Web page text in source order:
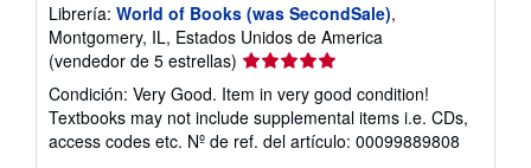
i
f
a
e
e
n
Librería: World of Books (was SecondSale),
Montgomery, IL, Estados Unidos de America
(vendedor de 5 estrellas) Calificación
del
vendedor:
5
de
Condición: Very Good. Item in very good condition!
Textbooks may not include supplemental items i.e. CDs,
access codes etc. Nº de ref. del artículo: 00099889808